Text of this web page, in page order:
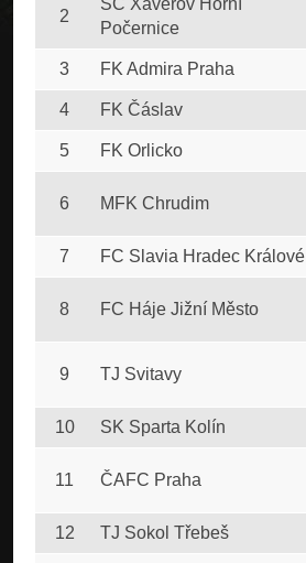
2
SC Xaverov Horní
Počernice
3 FK Admira Praha
4 FK Čáslav
5 FK Orlicko
6 MFK Chrudim
7 FC Slavia Hradec Králové
8 FC Háje Jižní Město
9 TJ Svitavy
10 SK Sparta Kolín
11 ČAFC Praha
12 TJ Sokol Třebeš